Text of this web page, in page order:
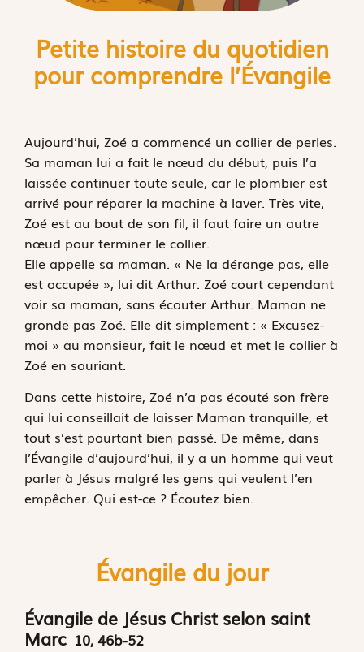
Petite histoire du quotidien
pour comprendre l’Évangile
Aujourd’hui, Zoé a commencé un collier de perles.
Sa maman lui a fait le nœud du début, puis l’a
laissée continuer toute seule, car le plombier est
arrivé pour réparer la machine à laver. Très vite,
Zoé est au bout de son fil, il faut faire un autre
nœud pour terminer le collier.
Elle appelle sa maman. « Ne la dérange pas, elle
est occupée », lui dit Arthur. Zoé court cependant
voir sa maman, sans écouter Arthur. Maman ne
gronde pas Zoé. Elle dit simplement : « Excusez-
moi » au monsieur, fait le nœud et met le collier à
Zoé en souriant.
Dans cette histoire, Zoé n’a pas écouté son frère
qui lui conseillait de laisser Maman tranquille, et
tout s’est pourtant bien passé. De même, dans
l’Évangile d’aujourd’hui, il y a un homme qui veut
parler à Jésus malgré les gens qui veulent l’en
empêcher. Qui est-ce ? Écoutez bien.
Évangile du jour
Évangile de Jésus Christ selon saint
Marc 10, 46b-52